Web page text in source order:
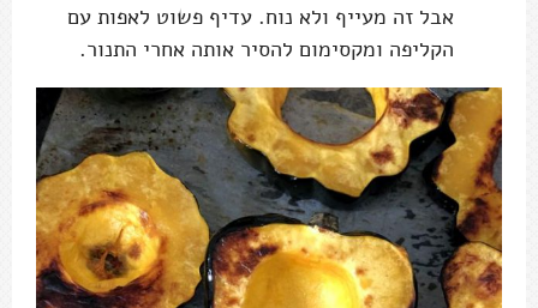
אבל זה מעייף ולא נוח. עדיף פשוט לאפות עם
הקליפה ומקסימום להסיר אותה אחרי התנור.